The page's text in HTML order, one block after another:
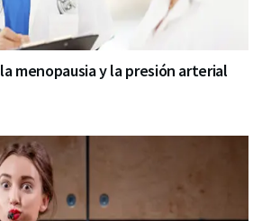
menopausia y la presión arterial